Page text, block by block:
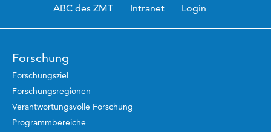
ABC des ZMT
Intranet Login
Forschung
Forschungsziel
Forschungsregionen
Verantwortungsvolle Forschung
Programmbereiche